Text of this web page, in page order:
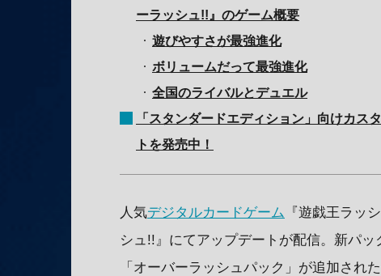
ーラッシュ!!』のゲーム概要
遊びやすさが最強進化
ボリュームだって最強進化
全国のライバルとデュエル
「スタンダードエディション」向けカス
トを発売中！
人気デジタルカードゲーム 『遊戯王ラッ
シュ!!』にてアップデートが配信。新パ
「オーバーラッシュパック」が追加された